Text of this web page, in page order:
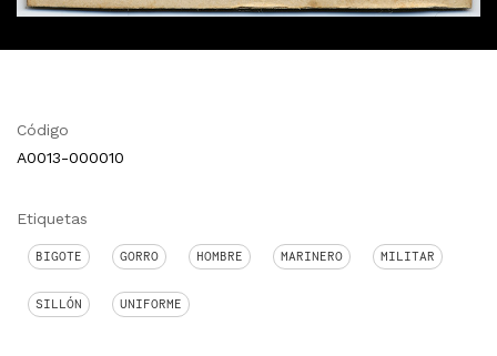
Código
A0013-000010
Etiquetas
BIGOTE GORRO HOMBRE MARINERO MILITAR
SILLÓN UNIFORME